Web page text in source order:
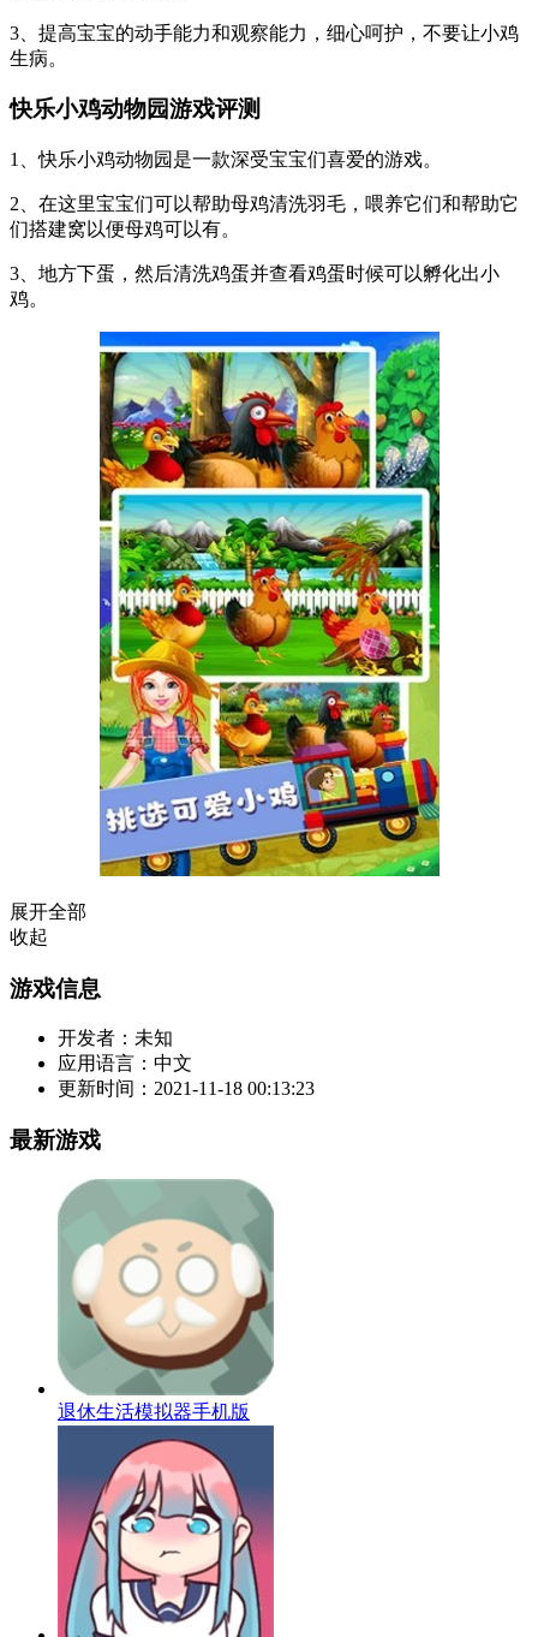
3、提高宝宝的动手能力和观察能力，细心呵护，不要让小鸡
生病。
快乐小鸡动物园游戏评测
1、快乐小鸡动物园是一款深受宝宝们喜爱的游戏。
2、在这里宝宝们可以帮助母鸡清洗羽毛，喂养它们和帮助它
们搭建窝以便母鸡可以有。
3、地方下蛋，然后清洗鸡蛋并查看鸡蛋时候可以孵化出小
鸡。
展开全部
收起
游戏信息
开发者： 未知
应用语言： 中文
更新时间： 2021-11-18 00:13:23
最新游戏
退休生活模拟器手机版